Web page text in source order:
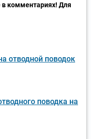
в комментариях! Для
отводной поводок
поводка на